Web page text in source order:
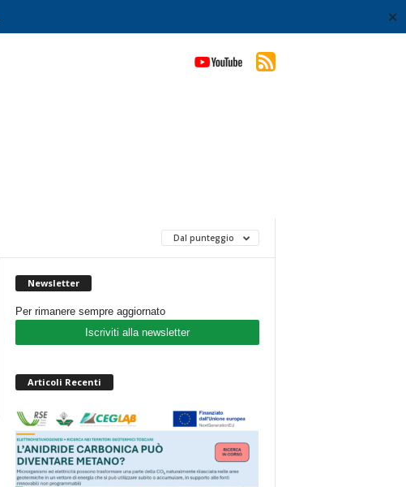
✕
Dal punteggio
Newsletter
Per rimanere sempre aggiornato
Iscriviti alla newsletter
Articoli Recenti